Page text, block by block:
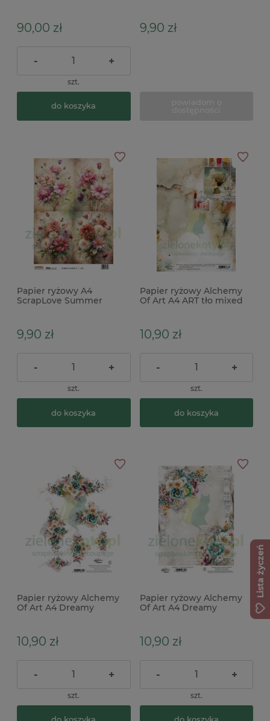
90,00 zł
- +
szt.
do koszyka
9,90 zł
Papier ryżowy A4
ScrapLove Summer
9,90 zł
- +
szt.
do koszyka
Papier ryżowy Alchemy
Of Art A4 ART tło mixed
10,90 zł
- +
szt.
do koszyka
Papier ryżowy Alchemy
Of Art A4 Dreamy
10,90 zł
- +
szt.
Papier ryżowy Alchemy
Of Art A4 Dreamy
10,90 zł
- +
szt.
Lista życzeń